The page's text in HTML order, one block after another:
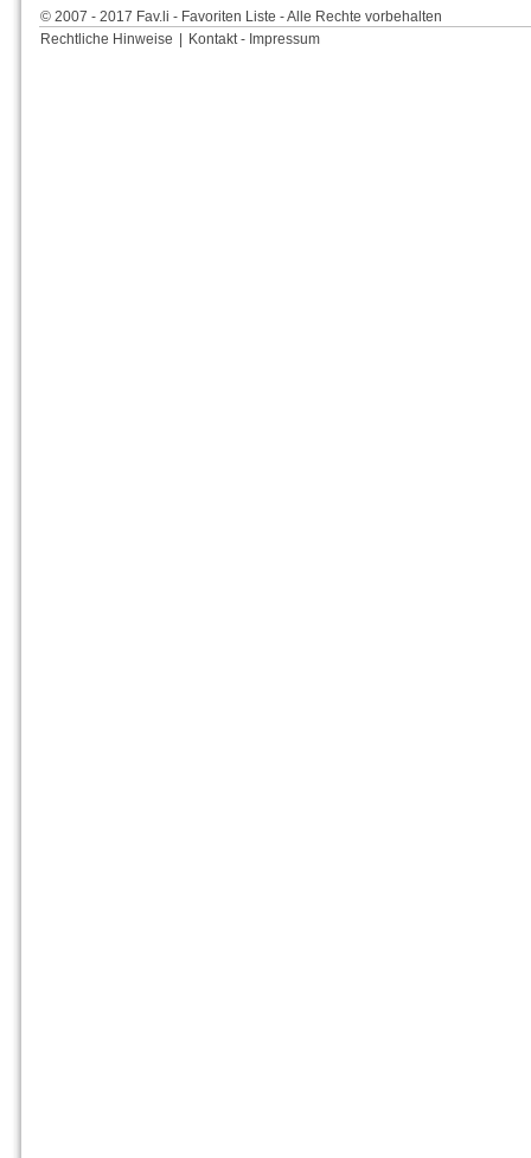
© 2007 - 2017 Fav.li - Favoriten Liste - Alle Rechte vorbehalten
Rechtliche Hinweise
Kontakt - Impressum